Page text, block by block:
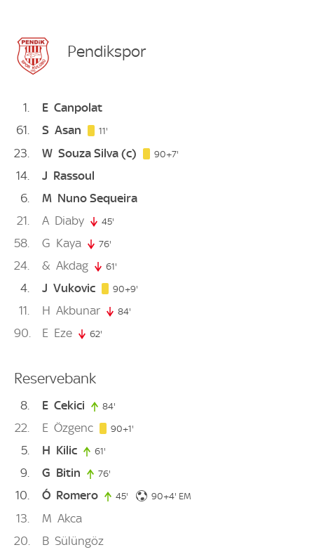
Pendikspor
1 E Canpolat
61
S Asan 11'
23 W Souza Silva (c) 90+7'
14 J Rassoul
6
M Nuno Sequeira
21
A Diaby 45'
58 G Kaya 76'
24 & Akdag 61'
4 J Vukovic 90+9'
11 H Akbunar 84'
90 E Eze 62'
Reservebank
8 E Cekici 84'
22 E Özgenc 90+1'
5 H Kilic 61'
9 G Bitin 76'
10 Ó Romero 45' 45. minute
90+4' 94. minute
EM
13 M Akca
20
B Sülüngöz